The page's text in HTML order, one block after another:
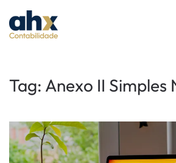
Skip to main content
Tag: Anexo II Simples